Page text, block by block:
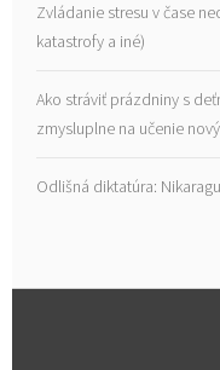
Zvládanie stresu v čase
katastrofy a iné)
Ako stráviť prázdniny s
zmysluplne na učenie
Odlišná diktatúra: